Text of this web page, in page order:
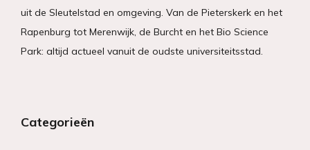
uit de Sleutelstad en omgeving. Van de Pieterskerk en het
Rapenburg tot Merenwijk, de Burcht en het Bio Science
Park: altijd actueel vanuit de oudste universiteitsstad.
Categorieën